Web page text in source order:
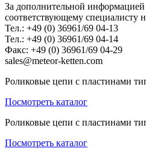
За дополнительной информацией
соответствующему специалисту
Teл.: +49 (0) 36961/69 04-13
Teл.: +49 (0) 36961/69 04-14
Факс: +49 (0) 36961/69 04-29
sales@meteor-ketten.com
Роликовые цепи с пластинами
Посмотреть каталог
Роликовые цепи с пластинами
Посмотреть каталог